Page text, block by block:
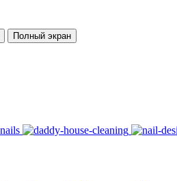
Полный экран